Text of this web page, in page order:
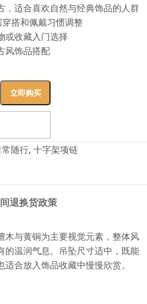
，适合喜欢自然与经典饰品的人群
搭和佩戴习惯调整
或收藏入门选择
风饰品搭配
立即购买
常随行, 十字架项链
退换货政策
木与黄铜为主要视觉元素，整体风
的温润气息。吊坠尺寸适中，既能
合放入饰品收藏中慢慢欣赏。